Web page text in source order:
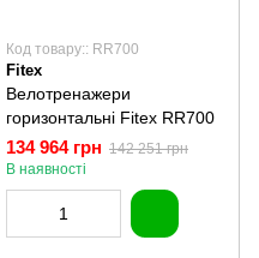
Код товару:: RR700
Fitex
Велотренажери
горизонтальні Fitex RR700
134 964 грн 142 251 грн
В наявності